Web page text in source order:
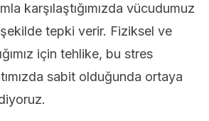
karşılaştığımızda vücudumuz
tepki verir. Fiziksel ve
için tehlike, bu stres
sabit olduğunda ortaya